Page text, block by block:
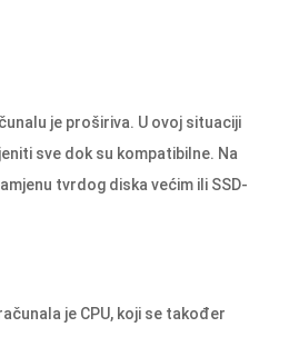
je proširiva. U ovoj situaciji
sve dok su kompatibilne. Na
tvrdog diska većim ili SSD-
je CPU, koji se također